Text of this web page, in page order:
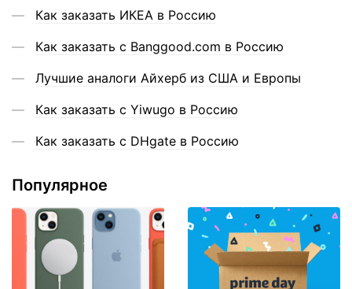
Как заказать ИКЕА в Россию
Как заказать с Banggood.com в Россию
Лучшие аналоги Айхерб из США и Европы
Как заказать с Yiwugo в Россию
Как заказать с DHgate в Россию
Популярное